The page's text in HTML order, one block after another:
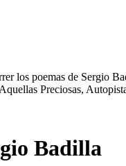
los poemas de Sergio
Preciosas,
Badilla